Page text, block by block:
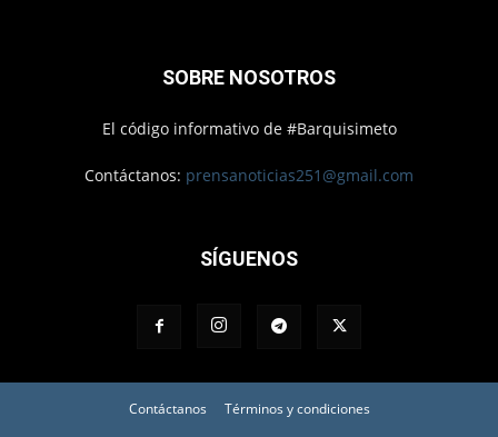
SOBRE NOSOTROS
El código informativo de #Barquisimeto
Contáctanos: prensanoticias251@gmail.com
SÍGUENOS
Contáctanos Términos y condiciones